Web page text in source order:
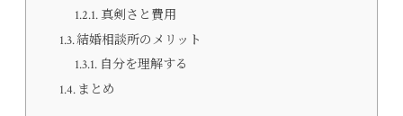
真剣さと費用
結婚相談所のメリット
自分を理解する
まとめ